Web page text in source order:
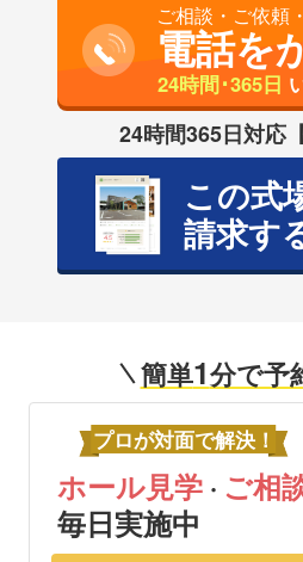
ご相談・ご依頼
電話を
24時間･365日
24時間365日対応
この式
請求す
簡単1分で予
プロが対面で解決！
ホール見学 ・ ご相
毎日実施中